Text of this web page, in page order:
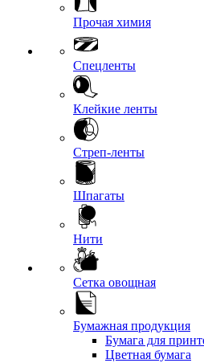
Прочая химия
Спецленты
Клейкие ленты
Стреп-ленты
Шпагаты
Нити
Сетка овощная
Бумажная продукция
Бумага для
Цветная бумага